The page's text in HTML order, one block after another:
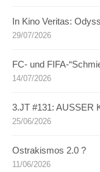
In Kino Veritas:
29/07/2026
FC- und FIFA-
14/07/2026
3.JT #131: AUSSER
25/06/2026
Ostrakismos 2.0 ?
11/06/2026